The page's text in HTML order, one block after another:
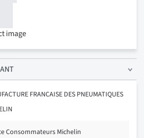
FRANCAISE DES PNEUMATIQUES
Consommateurs Michelin